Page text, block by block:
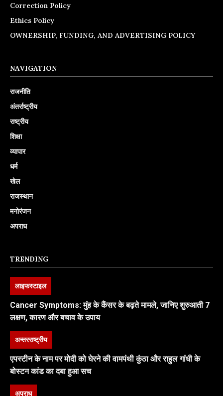
Correction Policy
Ethics Policy
OWNERSHIP, FUNDING, AND ADVERTISING POLICY
NAVIGATION
राजनीति
अंतर्राष्ट्रीय
राष्ट्रीय
शिक्षा
व्यापार
धर्म
खेल
राजस्थान
मनोरंजन
अपराध
TRENDING
लाइफस्टाइल
Cancer Symptoms: मुंह के कैंसर के बढ़ते मामले, जानिए शुरुआती 7
लक्षण, कारण और बचाव के उपाय
अन्तरराष्ट्रीय
एपस्टीन के नाम पर मोदी को घेरने की वामपंथी कुंठा और राहुल गांधी के
बोस्टन कांड का दबा हुआ सच
अपराध